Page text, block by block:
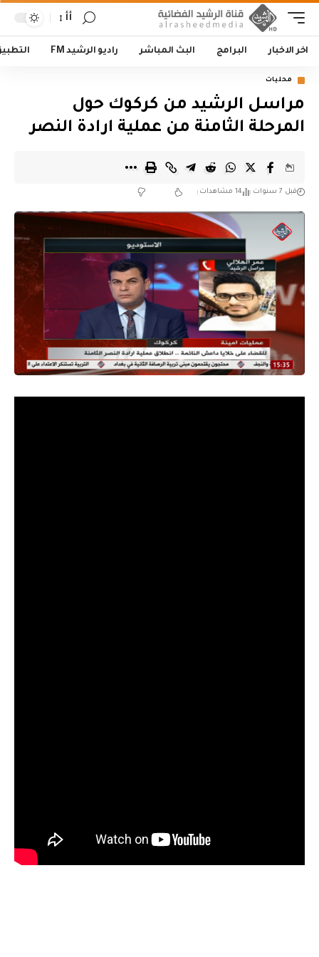
أأ
اخر الاخبار البرامج البث المباشر راديو الرشيد FM
محليات
مراسل الرشيد من كركوك حول
المرحلة الثامنة من عملية ارادة النصر
قبل 7 سنوات 14 مشاهدات